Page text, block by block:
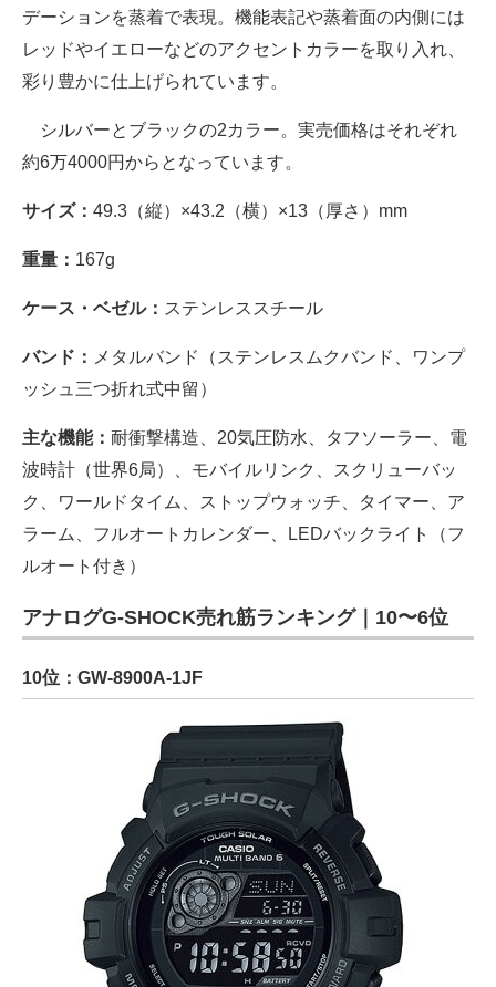
デーションを蒸着で表現。機能表記や蒸着面の内側には
レッドやイエローなどのアクセントカラーを取り入れ、
彩り豊かに仕上げられています。
シルバーとブラックの2カラー。実売価格はそれぞれ
約6万4000円からとなっています。
サイズ： 49.3（縦）×43.2（横）×13（厚さ）mm
重量： 167g
ケース・ベゼル： ステンレススチール
バンド： メタルバンド（ステンレスムクバンド、ワンプ
ッシュ三つ折れ式中留）
主な機能： 耐衝撃構造、20気圧防水、タフソーラー、電
波時計（世界6局）、モバイルリンク、スクリューバッ
ク、ワールドタイム、ストップウォッチ、タイマー、ア
ラーム、フルオートカレンダー、LEDバックライト（フ
ルオート付き）
アナログG-SHOCK売れ筋ランキング｜10〜6位
10位：GW-8900A-1JF